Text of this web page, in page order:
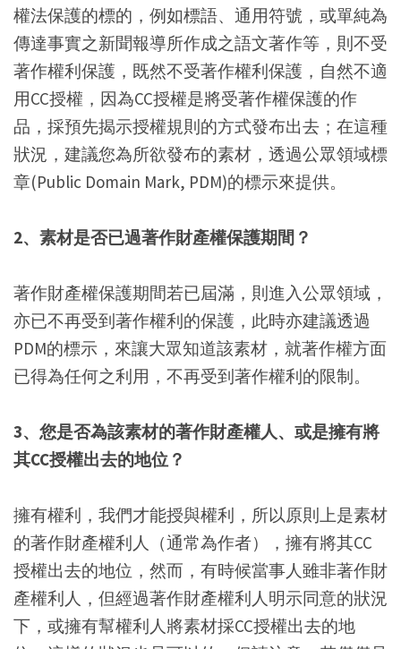
權法保護的標的，例如標語、通用符號，或單純為
傳達事實之新聞報導所作成之語文著作等，則不受
著作權利保護，既然不受著作權利保護，自然不適
用CC授權，因為CC授權是將受著作權保護的作
品，採預先揭示授權規則的方式發布出去；在這種
狀況，建議您為所欲發布的素材，透過公眾領域標
章(Public Domain Mark, PDM)的標示來提供。
2、素材是否已過著作財產權保護期間？
著作財產權保護期間若已屆滿，則進入公眾領域，
亦已不再受到著作權利的保護，此時亦建議透過
PDM的標示，來讓大眾知道該素材，就著作權方面
已得為任何之利用，不再受到著作權利的限制。
3、您是否為該素材的著作財產權人、或是擁有將
其CC授權出去的地位？
擁有權利，我們才能授與權利，所以原則上是素材
的著作財產權利人（通常為作者），擁有將其CC
授權出去的地位，然而，有時候當事人雖非著作財
產權利人，但經過著作財產權利人明示同意的狀況
下，或擁有幫權利人將素材採CC授權出去的地